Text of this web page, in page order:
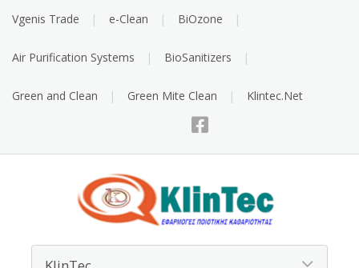
Vgenis Trade e-Clean BiOzone
Air Purification Systems BioSanitizers
Green and Clean Green Mite Clean Klintec.Net